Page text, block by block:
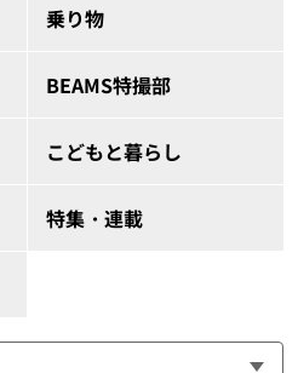
乗り物
BEAMS特撮部
こどもと暮らし
特集・連載